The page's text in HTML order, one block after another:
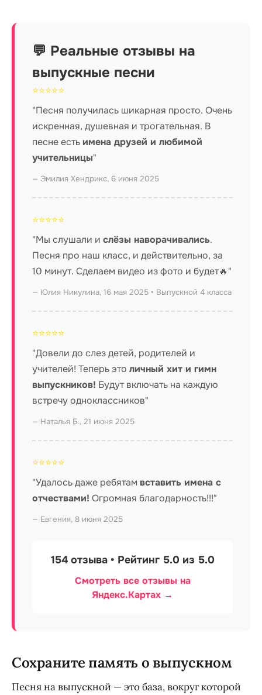
💬 Реальные отзывы на
выпускные песни
⭐⭐⭐⭐⭐
"Песня получилась шикарная просто. Очень
искренная, душевная и трогательная. В
песне есть имена друзей и любимой
учительницы"
— Эмилия Хендрикс, 6 июня 2025
⭐⭐⭐⭐⭐
"Мы слушали и слёзы наворачивались.
Песня про наш класс, и действительно, за
10 минут. Сделаем видео из фото и будет🔥"
— Юлия Никулина, 16 мая 2025 • Выпускной 4 класса
⭐⭐⭐⭐⭐
"Довели до слез детей, родителей и
учителей! Теперь это личный хит и гимн
выпускников! Будут включать на каждую
встречу одноклассников"
— Наталья Б., 21 июня 2025
⭐⭐⭐⭐⭐
"Удалось даже ребятам вставить имена с
отчествами! Огромная благодарность!!!"
— Евгения, 8 июня 2025
154 отзыва • Рейтинг 5.0 из 5.0
Смотреть все отзывы на
Яндекс.Картах →
Сохраните память о выпускном
Песня на выпускной — это база, вокруг которой